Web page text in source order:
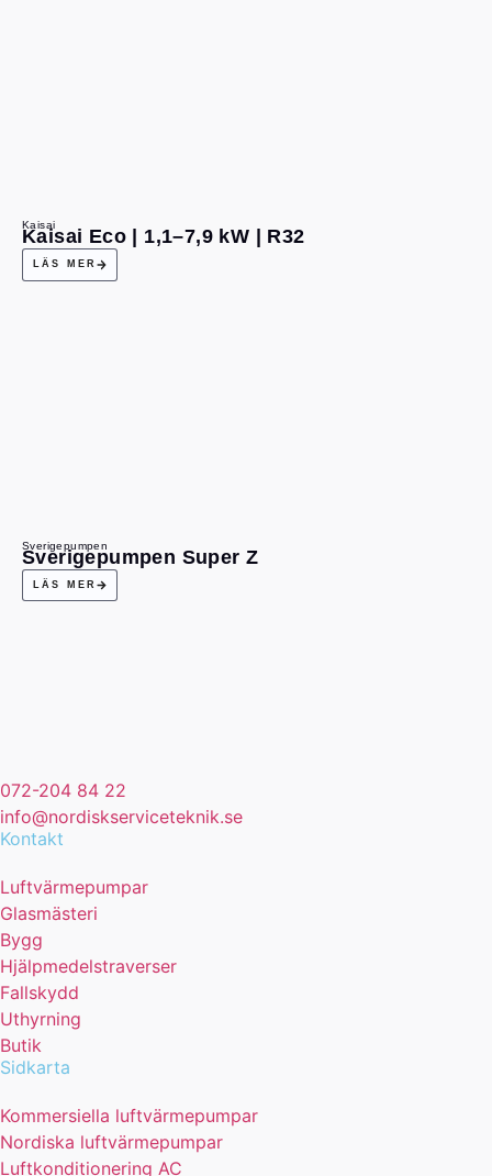
Kaisai
Kaisai Eco | 1,1–7,9 kW | R32
LÄS MER
Sverigepumpen
Sverigepumpen Super Z
LÄS MER
072-204 84 22
info@nordiskserviceteknik.se
Kontakt
Luftvärmepumpar
Glasmästeri
Bygg
Hjälpmedelstraverser
Fallskydd
Uthyrning
Butik
Sidkarta
Kommersiella luftvärmepumpar
Nordiska luftvärmepumpar
Luftkonditionering AC